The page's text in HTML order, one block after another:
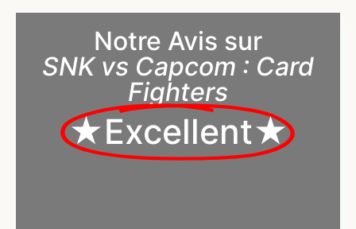
Notre Avis sur
SNK vs Capcom : Card
Fighters
★Excellent★